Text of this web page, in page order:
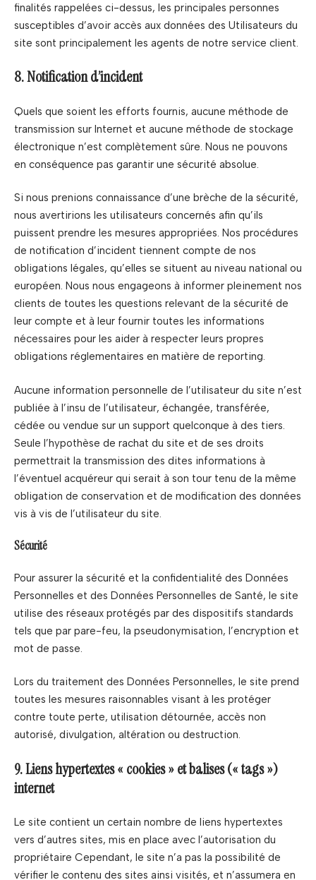
finalités rappelées ci-dessus, les principales personnes
susceptibles d’avoir accès aux données des Utilisateurs du
site sont principalement les agents de notre service client.
8. Notification d’incident
Quels que soient les efforts fournis, aucune méthode de
transmission sur Internet et aucune méthode de stockage
électronique n’est complètement sûre. Nous ne pouvons
en conséquence pas garantir une sécurité absolue.
Si nous prenions connaissance d’une brèche de la sécurité,
nous avertirions les utilisateurs concernés afin qu’ils
puissent prendre les mesures appropriées. Nos procédures
de notification d’incident tiennent compte de nos
obligations légales, qu’elles se situent au niveau national ou
européen. Nous nous engageons à informer pleinement nos
clients de toutes les questions relevant de la sécurité de
leur compte et à leur fournir toutes les informations
nécessaires pour les aider à respecter leurs propres
obligations réglementaires en matière de reporting.
Aucune information personnelle de l’utilisateur du site n’est
publiée à l’insu de l’utilisateur, échangée, transférée,
cédée ou vendue sur un support quelconque à des tiers.
Seule l’hypothèse de rachat du site et de ses droits
permettrait la transmission des dites informations à
l’éventuel acquéreur qui serait à son tour tenu de la même
obligation de conservation et de modification des données
vis à vis de l’utilisateur du site.
Sécurité
Pour assurer la sécurité et la confidentialité des Données
Personnelles et des Données Personnelles de Santé, le site
utilise des réseaux protégés par des dispositifs standards
tels que par pare-feu, la pseudonymisation, l’encryption et
mot de passe.
Lors du traitement des Données Personnelles, le site prend
toutes les mesures raisonnables visant à les protéger
contre toute perte, utilisation détournée, accès non
autorisé, divulgation, altération ou destruction.
9. Liens hypertextes « cookies » et balises (« tags »)
internet
Le site contient un certain nombre de liens hypertextes
vers d’autres sites, mis en place avec l’autorisation du
propriétaire Cependant, le site n’a pas la possibilité de
vérifier le contenu des sites ainsi visités, et n’assumera en